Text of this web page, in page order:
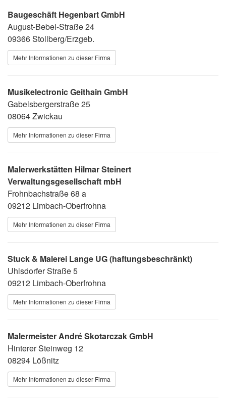
Baugeschäft Hegenbart GmbH
August-Bebel-Straße 24
09366 Stollberg/Erzgeb.
Mehr Informationen zu dieser Firma
Musikelectronic Geithain GmbH
Gabelsbergerstraße 25
08064 Zwickau
Mehr Informationen zu dieser Firma
Malerwerkstätten Hilmar Steinert
Verwaltungsgesellschaft mbH
Frohnbachstraße 68 a
09212 Limbach-Oberfrohna
Mehr Informationen zu dieser Firma
Stuck & Malerei Lange UG (haftungsbeschränkt)
Uhlsdorfer Straße 5
09212 Limbach-Oberfrohna
Mehr Informationen zu dieser Firma
Malermeister André Skotarczak GmbH
Hinterer Steinweg 12
08294 Lößnitz
Mehr Informationen zu dieser Firma